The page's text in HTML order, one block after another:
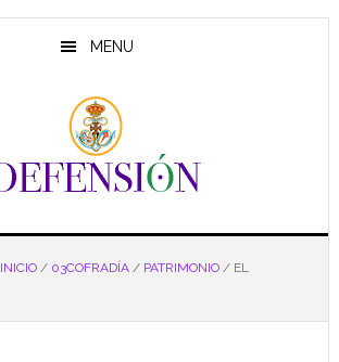
MENU
INICIO / 03COFRADÍA / PATRIMONIO /EL